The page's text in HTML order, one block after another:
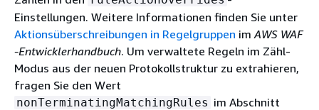
Einstellungen. Weitere Informationen finden Sie unter
Aktionsüberschreibungen in Regelgruppen imAWS WAF
-Entwicklerhandbuch. Um verwaltete Regeln im Zähl-
Modus aus der neuen Protokollstruktur zu extrahieren,
fragen Sie den Wert
nonTerminatingMatchingRules im Abschnitt